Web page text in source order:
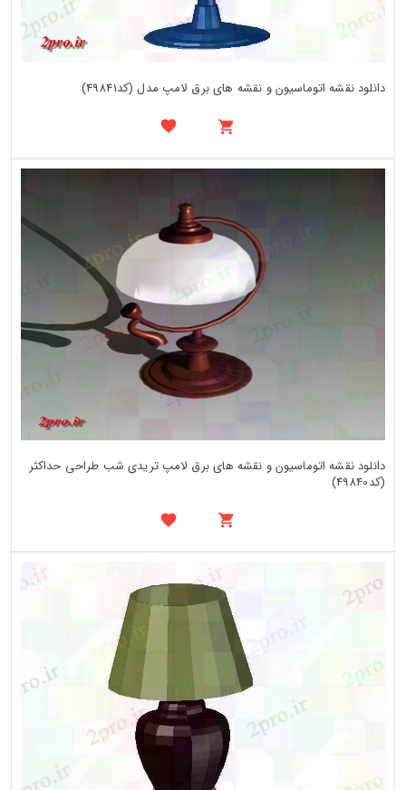
دانلود نقشه اتوماسیون و نقشه های برق لامپ مدل (کد49841)
دانلود نقشه اتوماسیون و نقشه های برق لامپ تریدی شب طراحی حداکثر
(کد49840)